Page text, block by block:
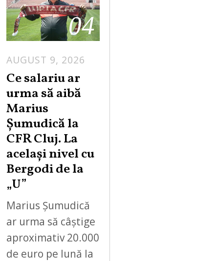
04
AUGUST 9, 2026
Ce salariu ar
urma să aibă
Marius
Șumudică la
CFR Cluj. La
același nivel cu
Bergodi de la
„U”
Marius Șumudică
ar urma să câștige
aproximativ 20.000
de euro pe lună la